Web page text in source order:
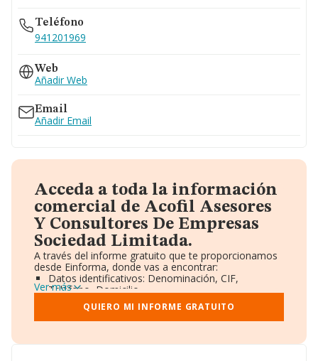
Teléfono
941201969
Web
Añadir Web
Email
Añadir Email
Acceda a toda la información
comercial de Acofil Asesores
Y Consultores De Empresas
Sociedad Limitada.
A través del informe gratuito que te proporcionamos
desde Einforma, donde vas a encontrar:
Datos identificativos: Denominación, CIF,
Teléfono, Domicilio.
Informe Mercantil Completo (BORME).
Gráficos de Evolución Ventas y Empleados.
Consejo de Administración y Administradores.
Accionistas.
Ver más
QUIERO MI INFORME GRATUITO